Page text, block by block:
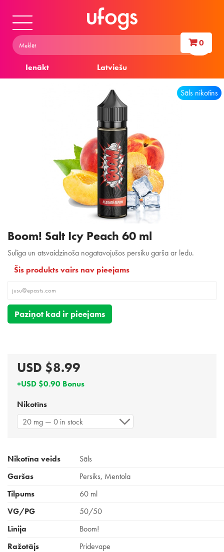
Ienākt Latviešu
0
Boom! Salt Icy Peach 60 ml
Sulīga un atsvaidzinoša nogatavojušos persiku garša ar ledu.
Šis produkts vairs nav pieejams
Paziņot kad ir pieejams
USD $8.99
+USD $0.90 Bonus
Sāls nikotīns
Nikotīns
20 mg — 0 in stock
Nikotīna veids
Sāls
Garšas
Persiks, Mentola
Tilpums
60 ml
VG/PG
50/50
Līnija
Boom!
Ražotājs
Pridevape